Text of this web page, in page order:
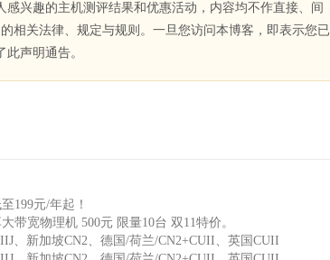
感兴趣的主机测评结果和优惠活动，内容均不作直接、间
相关法律、规定与规则。一旦您访问本博客，即表示您已
声明通告。
199元/年起！
带宽物理机 500元 限量10台 双11特价。
、新加坡CN2、德国/荷兰/CN2+CUII、英国CUII